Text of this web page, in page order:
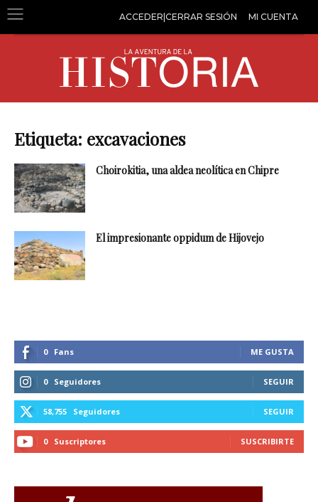
ACCEDER|CERRAR SESIÓN MI CUENTA
Etiqueta: excavaciones
Choirokitia, una aldea neolítica en Chipre
El impresionante oppidum de Hijovejo
0 Fans ME GUSTA
0 Seguidores SEGUIR
58,755 Seguidores SEGUIR
0 Suscriptores SUSCRIBIRTE